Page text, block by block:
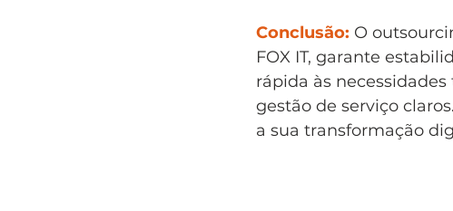
Conclusão: O
FOX IT, garante
rápida às
gestão de serviço
a sua transformação